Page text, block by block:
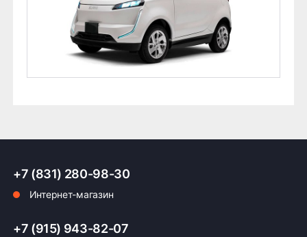
+7 (831) 280-98-30
Интернет-магазин
+7 (915) 943-82-07